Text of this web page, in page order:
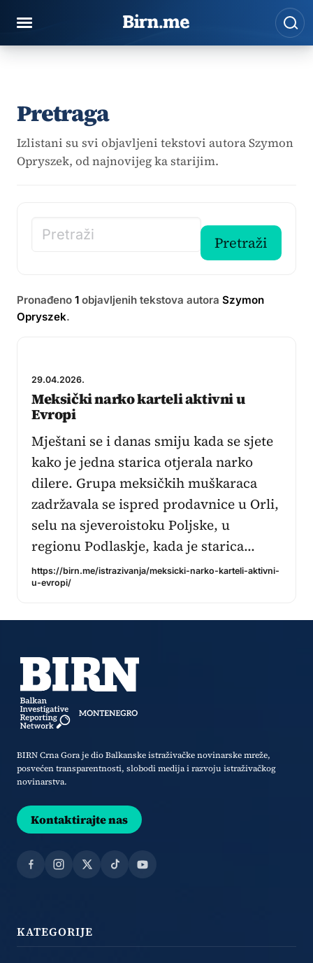
Pretraga
Izlistani su svi objavljeni tekstovi autora Szymon
Opryszek, od najnovijeg ka starijim.
Pretraži
Pronađeno 1 objavljenih tekstova autora Szymon
Opryszek.
29.04.2026.
Meksički narko karteli aktivni u
Evropi
Mještani se i danas smiju kada se sjete
kako je jedna starica otjerala narko
dilere. Grupa meksičkih muškaraca
zadržavala se ispred prodavnice u Orli,
selu na sjeveroistoku Poljske, u
regionu Podlaskje, kada je starica…
https://birn.me/istrazivanja/meksicki-narko-karteli-aktivni-
u-evropi/
BIRN Crna Gora je dio Balkanske istraživačke novinarske mreže,
posvećen transparentnosti, slobodi medija i razvoju istraživačkog
novinarstva.
Kontaktirajte nas
Facebook
Instagram
X TikTokYouTube
KATEGORIJE